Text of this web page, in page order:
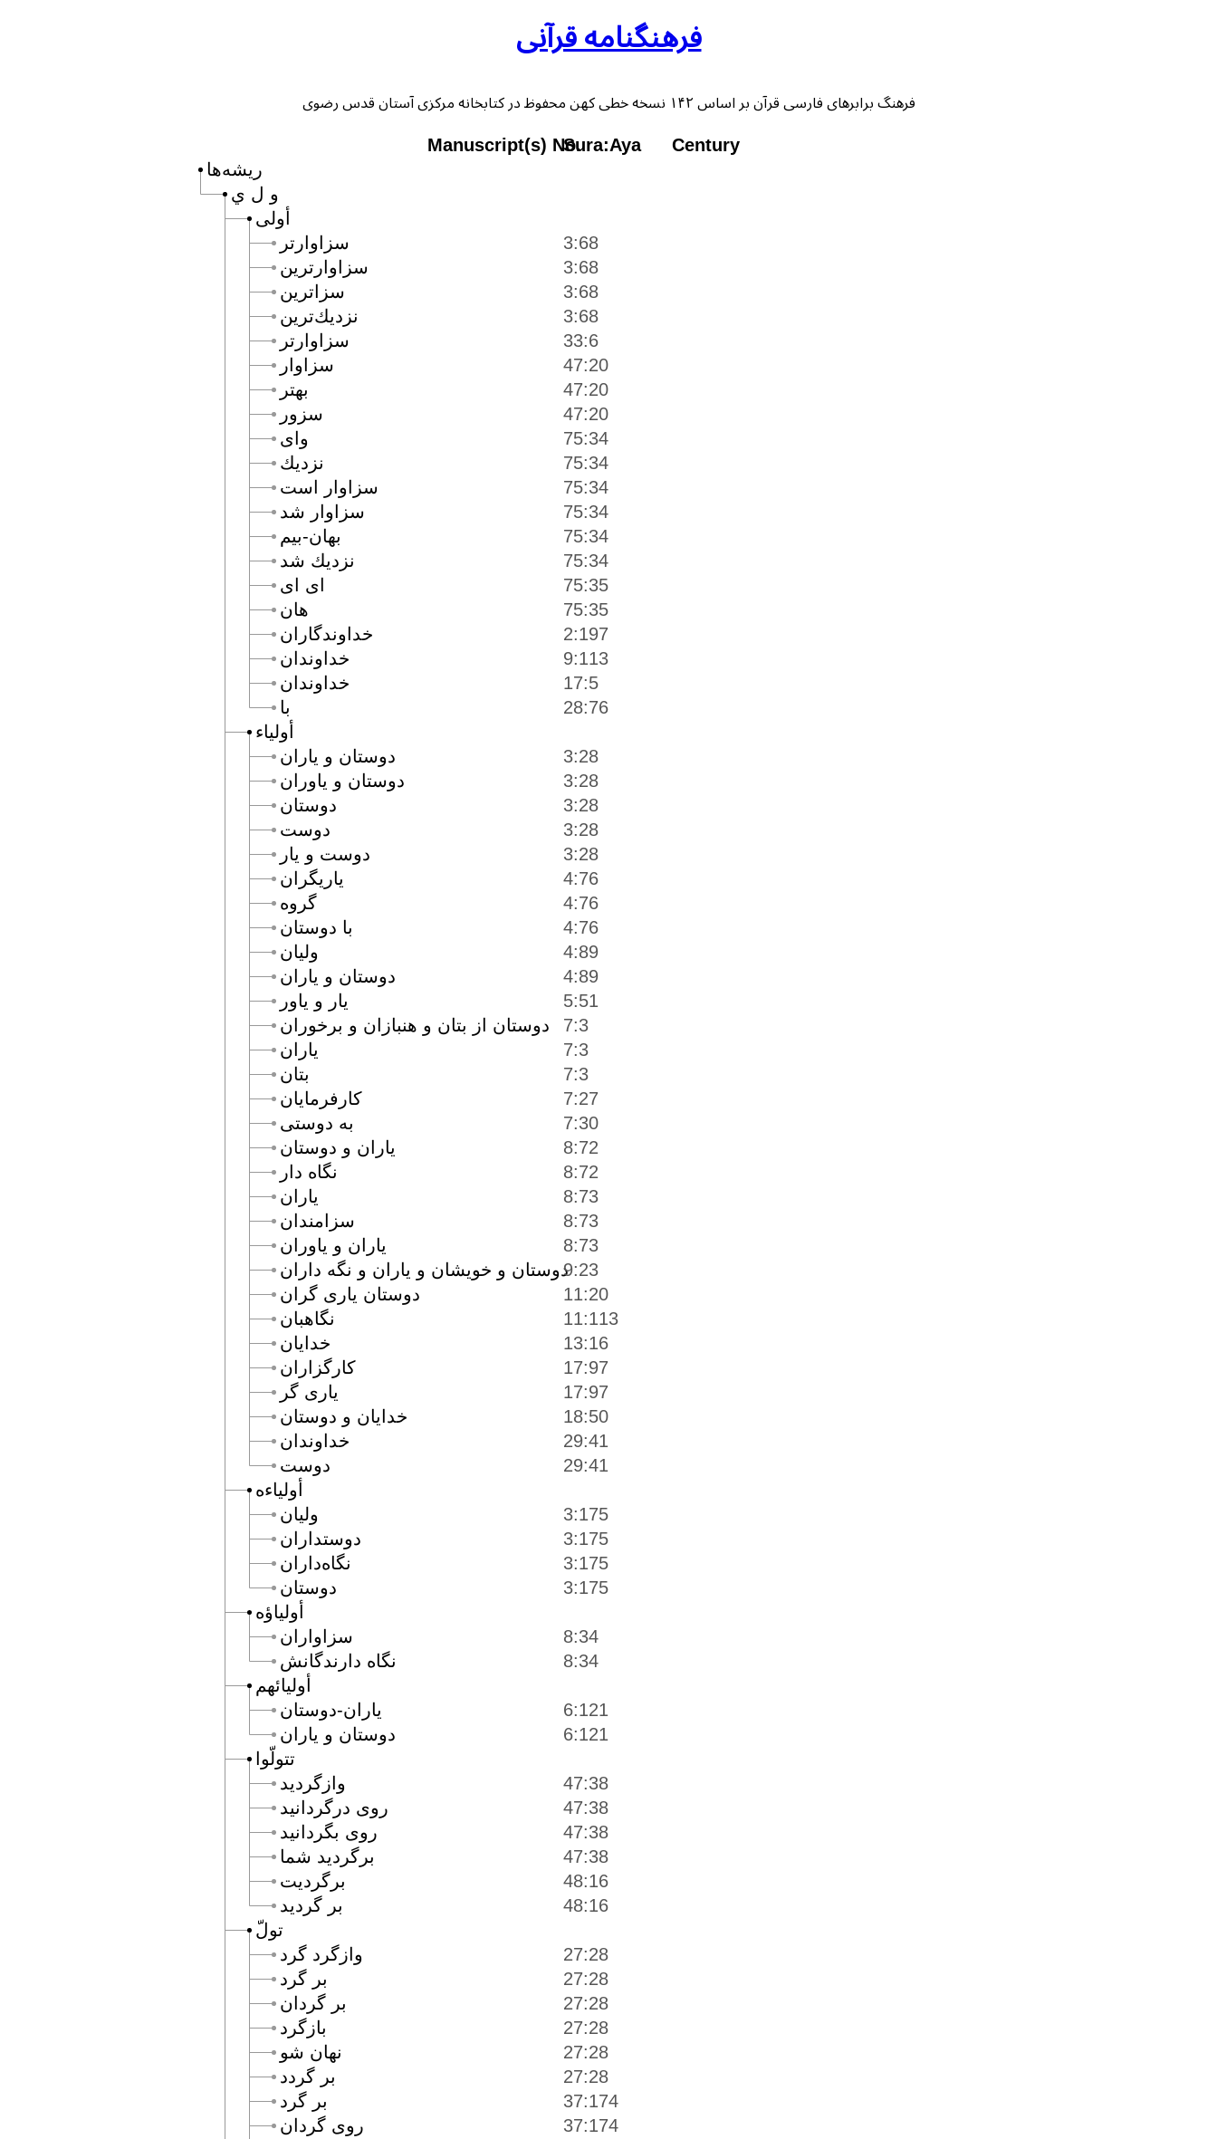
فرهنگنامه قرآنی
فرهنگ برابرهای فارسی قرآن بر اساس ۱۴۲ نسخه خطی کهن محفوظ در کتابخانه مرکزی آستان قدس رضوی
ریشه‌ها
و ل ي
أولى
أولياء
أولياءه
أولياؤه
أوليائهم
تتولّوا
تولّ
سزاوارتر 3:68
سزاوارترين 3:68
سزاترين 3:68
نزديك‌ترين 3:68
سزاوارتر 33:6
سزاوار 47:20
بهتر 47:20
سزور 47:20
واى 75:34
نزديك 75:34
سزاوار است 75:34
سزاوار شد 75:34
بهان-بيم 75:34
نزديك شد
75:34
اى اى
75:35
هان
75:35
خداوندگاران 2:197
خداوندان 9:113
خداوندان
17:5
با
28:76
دوستان و ياران 3:28
دوستان و ياوران 3:28
دوستان 3:28
دوست 3:28
دوست و يار 3:28
ياريگران 4:76
گروه 4:76
با دوستان 4:76
وليان 4:89
دوستان و ياران 4:89
يار و ياور 5:51
دوستان از بتان و هنبازان و برخوران 7:3
ياران
7:3
بتان
7:3
كارفرمايان 7:27
به دوستى 7:30
ياران و دوستان 8:72
نگاه دار 8:72
ياران 8:73
سزامندان 8:73
ياران و ياوران 8:73
دوستان و خويشان و ياران و نگه داران9:23
دوستان يارى گران
11:20
نگاهبان
11:113
خدايان
13:16
كارگزاران 17:97
يارى گر 17:97
خدايان و دوستان 18:50
خداوندان 29:41
دوست 29:41
وليان 3:175
دوستداران 3:175
نگاه‌داران 3:175
دوستان 3:175
سزاواران 8:34
نگاه دارندگانش 8:34
ياران-دوستان 6:121
دوستان و ياران 6:121
وازگرديد 47:38
روى درگردانيد 47:38
روى بگردانيد 47:38
برگرديد شما 47:38
برگرديت 48:16
بر گرديد 48:16
وازگرد گرد 27:28
بر گرد 27:28
بر گردان 27:28
بازگرد 27:28
نهان شو 27:28
بر گردد 27:28
بر گرد 37:174
روى گردان 37:174
Manuscript(s) No.Sura:Aya Century